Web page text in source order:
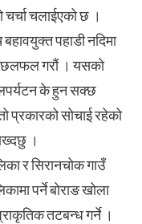
चलाईएको छ ।
पहाडी नदिमा
छलफल गरौं । यसको
के हुन सक्छ
प्रकारको सोचाई रहेको
।
र सिरानचोक गाउँ
पर्ने बोराङ खोला
तटबन्ध गर्ने ।